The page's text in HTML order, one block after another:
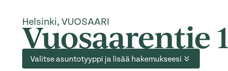
Helsinki, VUOSAARI
Vuosaarentie
Valitse asuntotyyppi ja lisää hakemukseesi